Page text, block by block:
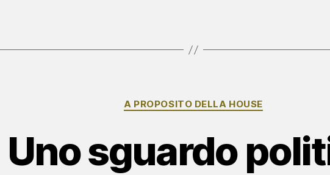
Categorie
A PROPOSITO DELLA HOUSE
Uno sguardo